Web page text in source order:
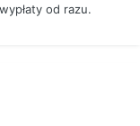
od razu.